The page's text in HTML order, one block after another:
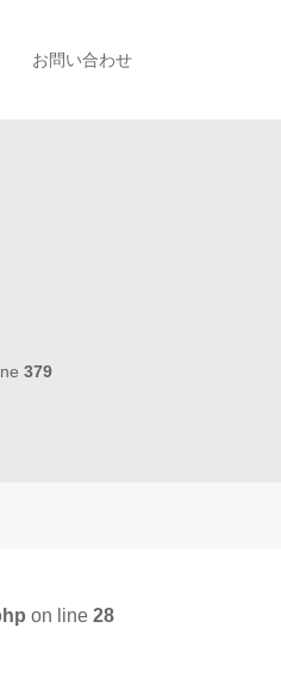
お問い合わせ
379
on line 28